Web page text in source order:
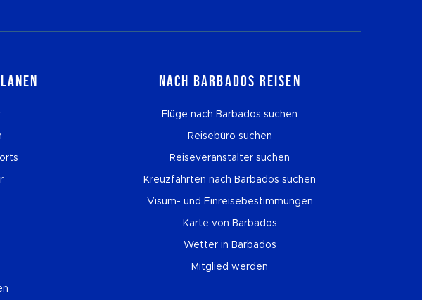
Nach Barbados reisen
Flüge nach Barbados suchen
Reisebüro suchen
Reiseveranstalter suchen
Kreuzfahrten nach Barbados suchen
Visum- und Einreisebestimmungen
Karte von Barbados
Wetter in Barbados
Mitglied werden